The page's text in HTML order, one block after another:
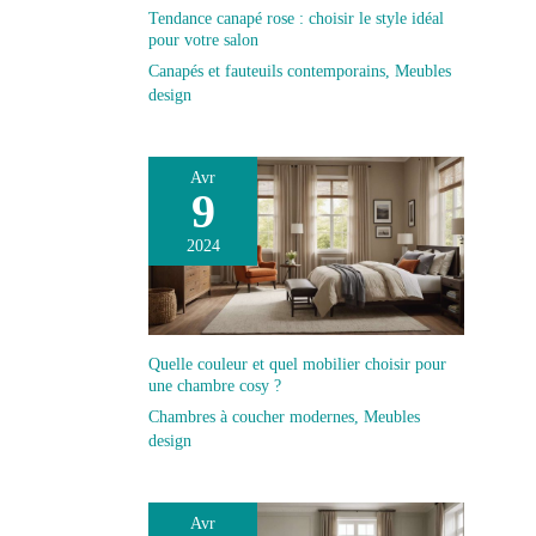
Tendance canapé rose : choisir le style idéal
pour votre salon
Canapés et fauteuils contemporains Meubles
design
Avr
9
2024
Quelle couleur et quel mobilier choisir pour
une chambre cosy ?
Chambres à coucher modernes, Meubles
design
Avr